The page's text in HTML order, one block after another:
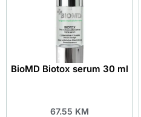
BioMD Biotox serum 30 ml
67.55 KM